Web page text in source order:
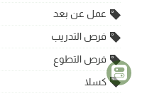
عمل عن بعد
فرص التدريب
فرص التطوع
كسلا